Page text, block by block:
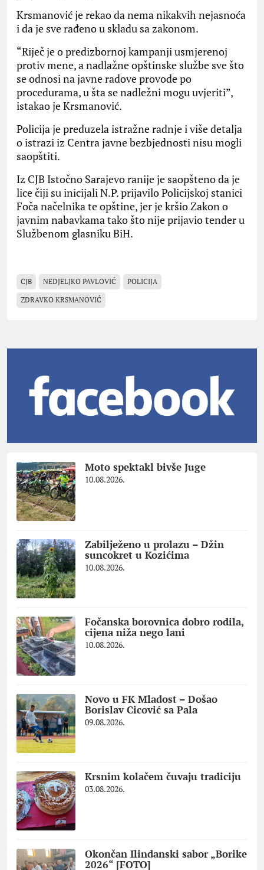
Krsmanović je rekao da nema nikakvih nejasnoća
i da je sve rađeno u skladu sa zakonom.
“Riječ je o predizbornoj kampanji usmjerenoj
protiv mene, a nadlažne opštinske službe sve što
se odnosi na javne radove provode po
procedurama, u šta se nadležni mogu uvjeriti”,
istakao je Krsmanović.
Policija je preduzela istražne radnje i više detalja
o istrazi iz Centra javne bezbjednosti nisu mogli
saopštiti.
Iz CJB Istočno Sarajevo ranije je saopšteno da je
lice čiji su inicijali N.P. prijavilo Policijskoj stanici
Foča načelnika te opštine, jer je kršio Zakon o
javnim nabavkama tako što nije prijavio tender u
Službenom glasniku BiH.
CJB NEDJELJKO PAVLOVIĆ POLICIJA
ZDRAVKO KRSMANOVIĆ
Moto spektakl bivše Juge
10.08.2026.
Zabilježeno u prolazu – Džin
suncokret u Kozićima
10.08.2026.
Fočanska borovnica dobro rodila,
cijena niža nego lani
10.08.2026.
Novo u FK Mladost – Došao
Borislav Cicović sa Pala
09.08.2026.
Krsnim kolačem čuvaju tradiciju
03.08.2026.
Okončan Ilindanski sabor „Borike
2026“ [FOTO]